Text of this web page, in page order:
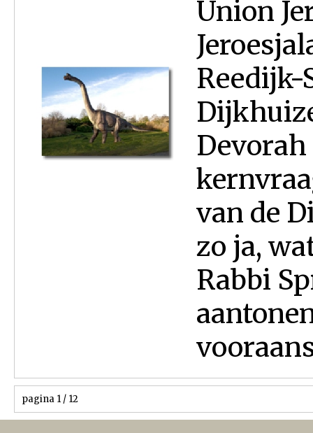
Union
Reedijk-
van de
zo ja,
Rabbi
pagina 1 / 12